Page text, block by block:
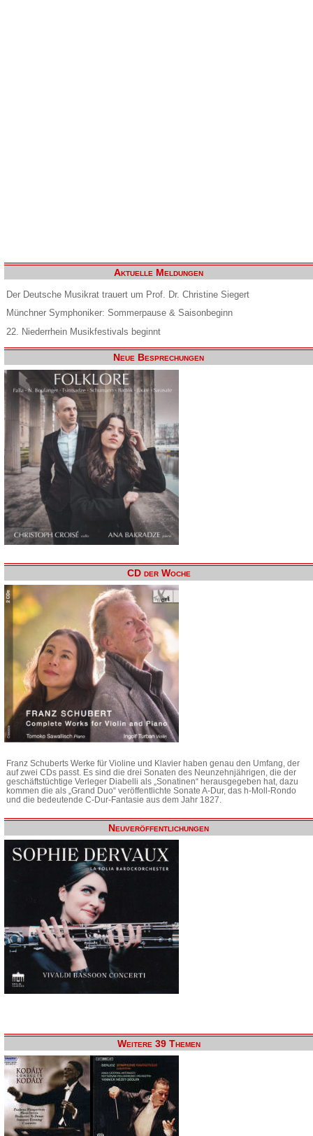
Aktuelle Meldungen
Der Deutsche Musikrat trauert um Prof. Dr. Christine Siegert
Münchner Symphoniker: Sommerpause & Saisonbeginn
22. Niederrhein Musikfestivals beginnt
Neue Besprechungen
CD der Woche
Franz Schuberts Werke für Violine und Klavier haben genau den Umfang, der
auf zwei CDs passt. Es sind die drei Sonaten des Neunzehnjährigen, die der
geschäftstüchtige Verleger Diabelli als „Sonatinen“ herausgegeben hat, dazu
kommen die als „Grand Duo“ veröffentlichte Sonate A-Dur, das h-Moll-Rondo
und die bedeutende C-Dur-Fantasie aus dem Jahr 1827.
Neuveröffentlichungen
Weitere 39 Themen